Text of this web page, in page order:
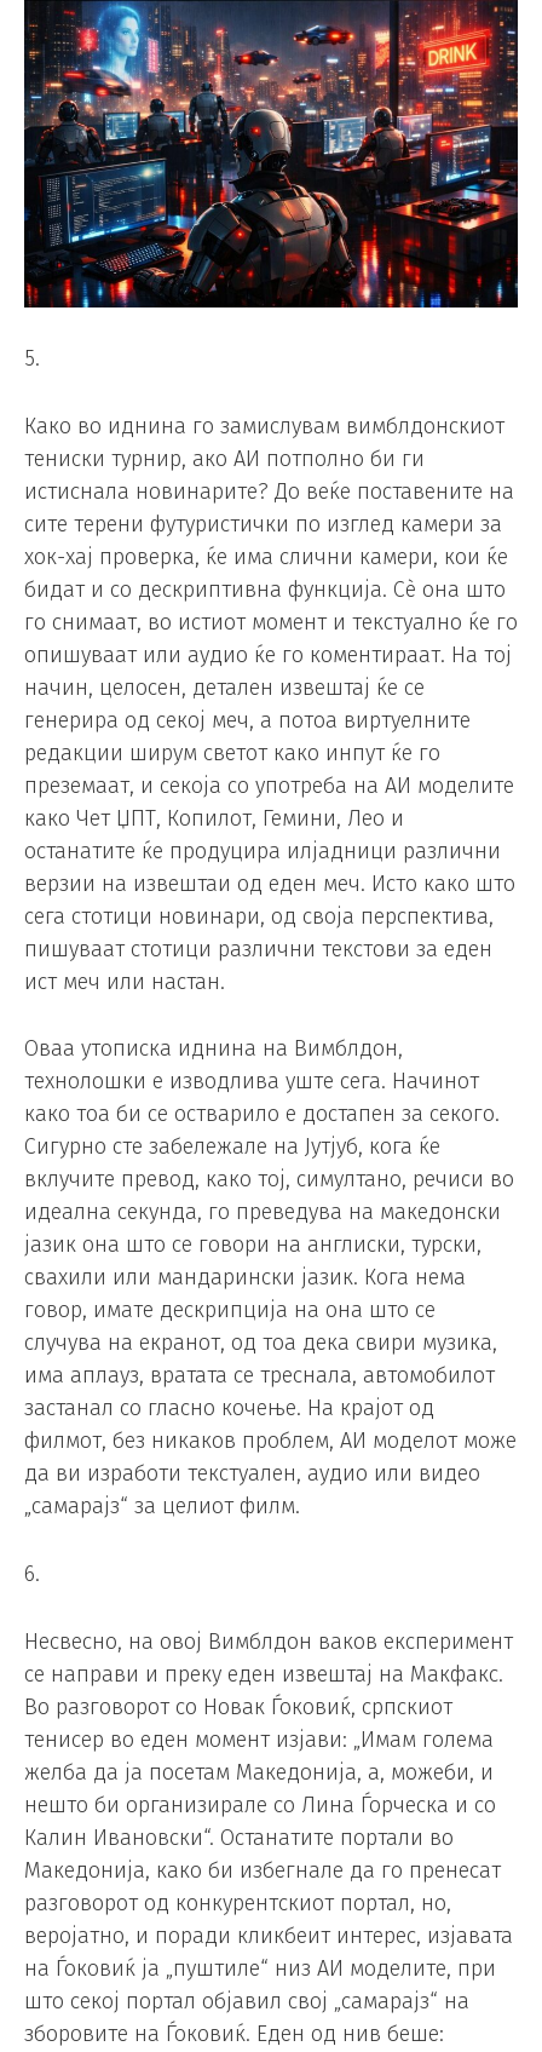
5.
Како во иднина го замислувам вимблдонскиот
тениски турнир, ако АИ потполно би ги
истиснала новинарите? До веќе поставените на
сите терени футуристички по изглед камери за
хок-хај проверка, ќе има слични камери, кои ќе
бидат и со дескриптивна функција. Сè она што
го снимаат, во истиот момент и текстуално ќе го
опишуваат или аудио ќе го коментираат. На тој
начин, целосен, детален извештај ќе се
генерира од секој меч, а потоа виртуелните
редакции ширум светот како инпут ќе го
преземаат, и секоја со употреба на АИ моделите
како Чет ЏПТ, Копилот, Гемини, Лео и
останатите ќе продуцира илјадници различни
верзии на извештаи од еден меч. Исто како што
сега стотици новинари, од своја перспектива,
пишуваат стотици различни текстови за еден
ист меч или настан.
Оваа утописка иднина на Вимблдон,
технолошки е изводлива уште сега. Начинот
како тоа би се остварило е достапен за секого.
Сигурно сте забележале на Јутјуб, кога ќе
вклучите превод, како тој, симултано, речиси во
идеална секунда, го преведува на македонски
јазик она што се говори на англиски, турски,
свахили или мандарински јазик. Кога нема
говор, имате дескрипција на она што се
случува на екранот, од тоа дека свири музика,
има аплауз, вратата се треснала, автомобилот
застанал со гласно кочење. На крајот од
филмот, без никаков проблем, АИ моделот може
да ви изработи текстуален, аудио или видео
„самарајз“ за целиот филм.
6.
Несвесно, на овој Вимблдон ваков експеримент
се направи и преку еден извештај на Макфакс.
Во разговорот со Новак Ѓоковиќ, српскиот
тенисер во еден момент изјави: „Имам голема
желба да ја посетам Македонија, а, можеби, и
нешто би организирале со Лина Ѓорческа и со
Калин Ивановски“. Останатите портали во
Македонија, како би избегнале да го пренесат
разговорот од конкурентскиот портал, но,
веројатно, и поради кликбеит интерес, изјавата
на Ѓоковиќ ја „пуштиле“ низ АИ моделите, при
што секој портал објавил свој „самарајз“ на
зборовите на Ѓоковиќ. Еден од нив беше: